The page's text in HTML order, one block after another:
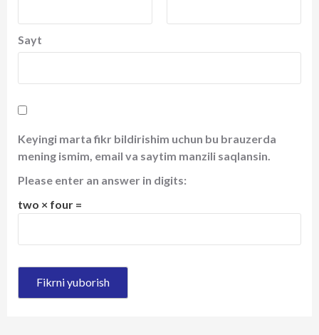
Sayt
Keyingi marta fikr bildirishim uchun bu brauzerda
mening ismim, email va saytim manzili saqlansin.
Please enter an answer in digits:
two × four =